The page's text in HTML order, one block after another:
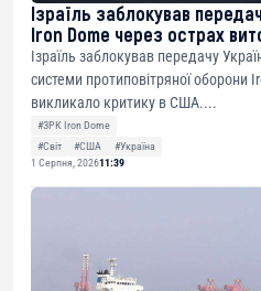
Ізраїль заблокував
Iron Dome через острах
Ізраїль заблокував передачу
системи протиповітряної оборони
викликало критику в США....
#ЗРК Iron Dome
#Світ
#США
#Україна
1 Серпня, 202611:39